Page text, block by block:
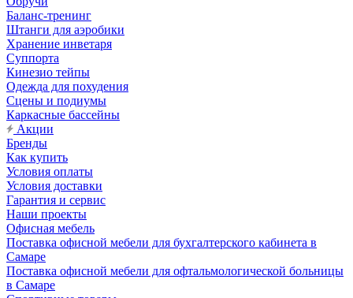
Баланс-тренинг
Штанги для аэробики
Хранение инветаря
Суппорта
Кинезио тейпы
Одежда для похудения
Сцены и подиумы
Каркасные бассейны
Акции
Бренды
Как купить
Условия оплаты
Условия доставки
Гарантия и сервис
Наши проекты
Офисная мебель
Поставка офисной мебели для бухгалтерского кабинета в
Самаре
Поставка офисной мебели для офтальмологической больницы
в Самаре